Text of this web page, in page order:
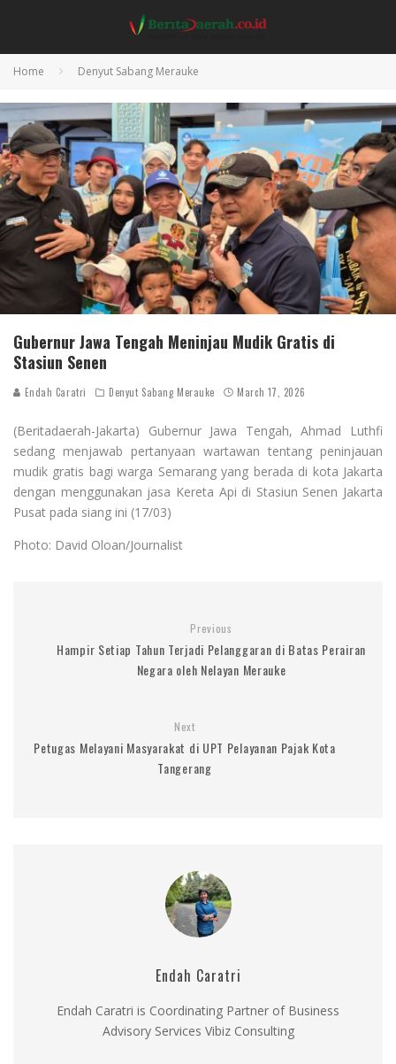
Home Denyut Sabang Merauke
Gubernur Jawa Tengah Meninjau Mudik Gratis di
Stasiun Senen
Endah Caratri Denyut Sabang Merauke March 17, 2026
(Beritadaerah-Jakarta) Gubernur Jawa Tengah, Ahmad Luthfi
sedang menjawab pertanyaan wartawan tentang peninjauan
mudik gratis bagi warga Semarang yang berada di kota Jakarta
dengan menggunakan jasa Kereta Api di Stasiun Senen Jakarta
Pusat pada siang ini (17/03)
Photo: David Oloan/Journalist
Previous
Hampir Setiap Tahun Terjadi Pelanggaran di Batas Perairan
Negara oleh Nelayan Merauke
Next
Petugas Melayani Masyarakat di UPT Pelayanan Pajak Kota
Tangerang
Endah Caratri
Endah Caratri is Coordinating Partner of Business
Advisory Services Vibiz Consulting